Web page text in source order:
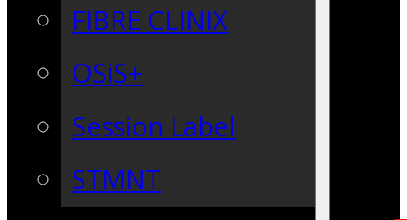
FIBRE CLINIX
OSiS+
Session Label
STMNT